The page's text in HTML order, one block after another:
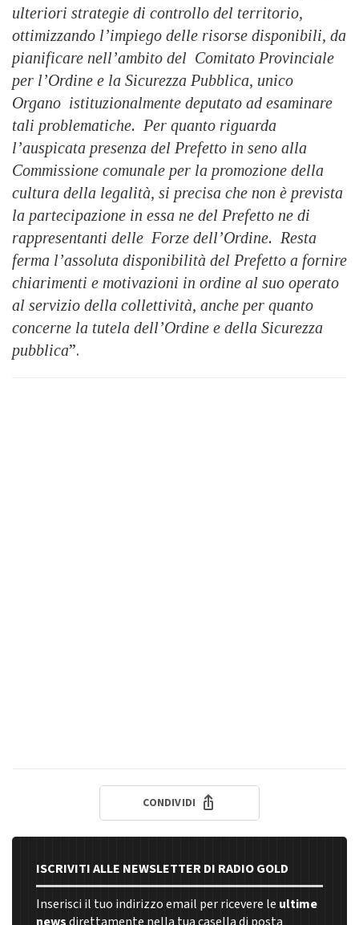
ulteriori strategie di controllo del territorio,
ottimizzando l’impiego delle risorse disponibili, da
pianificare nell’ambito del Comitato Provinciale
per l’Ordine e la Sicurezza Pubblica, unico
Organo istituzionalmente deputato ad esaminare
tali problematiche. Per quanto riguarda
l’auspicata presenza del Prefetto in seno alla
Commissione comunale per la promozione della
cultura della legalità, si precisa che non è prevista
la partecipazione in essa ne del Prefetto ne di
rappresentanti delle Forze dell’Ordine. Resta
ferma l’assoluta disponibilità del Prefetto a fornire
chiarimenti e motivazioni in ordine al suo operato
al servizio della collettività, anche per quanto
concerne la tutela dell’Ordine e della Sicurezza
pubblica”.
CONDIVIDI
ISCRIVITI ALLE NEWSLETTER DI RADIO GOLD
Inserisci il tuo indirizzo email per ricevere le ultime